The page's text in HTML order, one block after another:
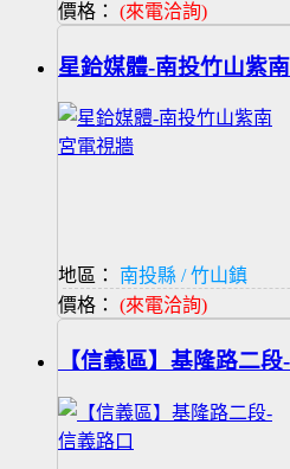
價格： (來電洽詢)
星鉿媒體-南投竹山紫
地區：
南投縣 / 竹山鎮
價格： (來電洽詢)
【信義區】基隆路二